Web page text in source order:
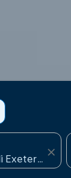
close